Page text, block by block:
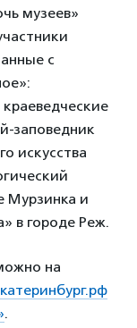
музеев»
с
заповедник
искусства
Мурзинка и
в городе Реж.
на
.